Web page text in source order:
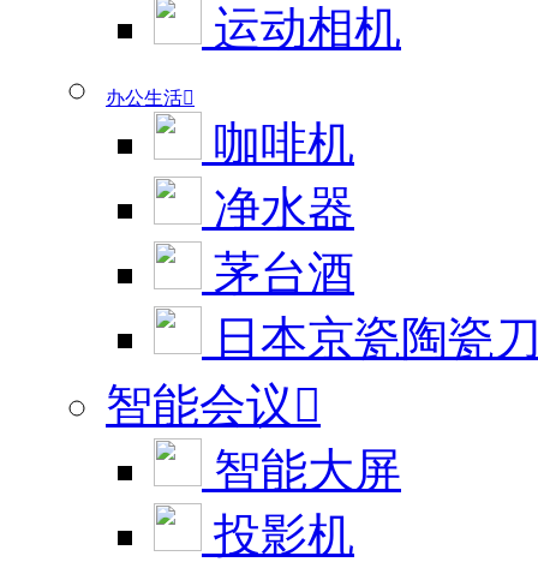
运动相机
办公生活
咖啡机
净水器
茅台酒
日本京瓷陶瓷
智能会议
智能大屏
投影机